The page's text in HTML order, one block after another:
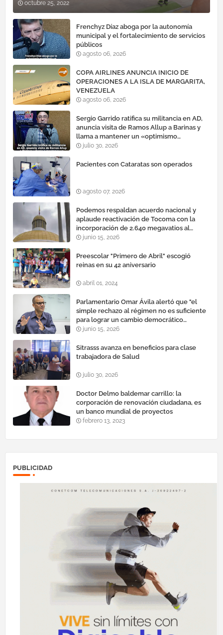
octubre 25, 2022
Frenchyz Díaz aboga por la autonomía
municipal y el fortalecimiento de servicios
públicos
agosto 06, 2026
COPA AIRLINES ANUNCIA INICIO DE
OPERACIONES A LA ISLA DE MARGARITA,
VENEZUELA
agosto 06, 2026
Sergio Garrido ratifica su militancia en AD,
anuncia visita de Ramos Allup a Barinas y
llama a mantener un «optimismo
cauteloso»
julio 30, 2026
Pacientes con Cataratas son operados
agosto 07, 2026
Podemos respaldan acuerdo nacional y
aplaude reactivación de Tocoma con la
incorporación de 2.640 megavatios al
sistema eléctrico nacional
junio 15, 2026
Preescolar "Primero de Abril" escogió
reinas en su 42 aniversario
abril 01, 2024
Parlamentario Omar Ávila alertó que "el
simple rechazo al régimen no es suficiente
para lograr un cambio democrático
efectivo"
junio 15, 2026
Sitrasss avanza en beneficios para clase
trabajadora de Salud
julio 30, 2026
Doctor Delmo baldemar carrillo: la
corporación de renovación ciudadana, es
un banco mundial de proyectos
febrero 13, 2023
PUBLICIDAD